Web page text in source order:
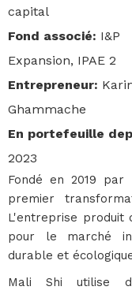
capital
Fond associé: I&P
Expansion, IPAE 2
Entrepreneur:
Ghammache
En portefeuille
2023
Fondé en 2019 par
premier
L'entreprise produit
pour le marché
durable et
Mali Shi utilise